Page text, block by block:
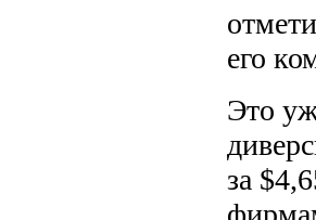
его
Это
за